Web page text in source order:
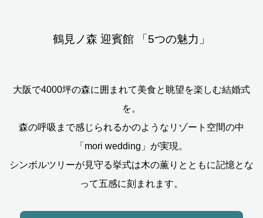
鶴見ノ森 迎賓館 「5つの魅力」
大阪で4000坪の森に囲まれて美食と眺望を楽しむ結婚式
を。
森の呼吸まで感じられるかのようなリゾート空間の中
「mori wedding」が実現。
シンボルツリーが見守る挙式は木の薫りとともに記憶とな
って五感に刻まれます。